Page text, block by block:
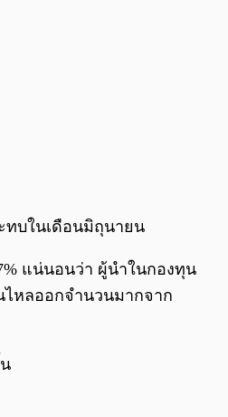
ทบในเดือนมิถุนายน
แน่นอนว่า ผู้นำในกองทุน
ไหลออกจำนวนมากจาก